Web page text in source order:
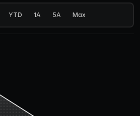
YTD 1A 5A Max